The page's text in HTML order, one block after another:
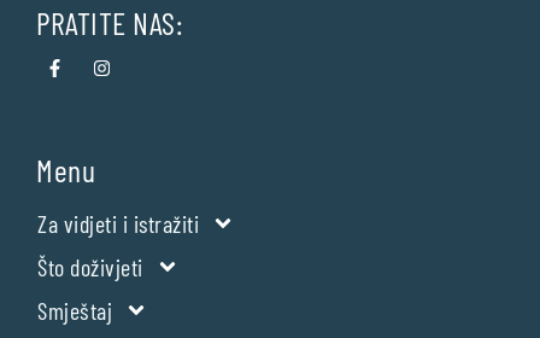
PRATITE NAS:
Menu
Za vidjeti i istražiti
Što doživjeti
Smještaj